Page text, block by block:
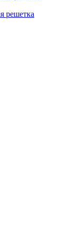
решетка